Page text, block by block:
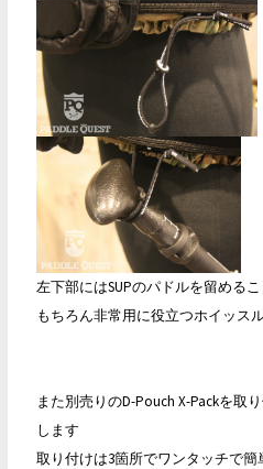
左下部にはSUPのパドルを留める
もちろん非常用に役立つホイッス
また別売りのD-Pouch X-Packを取
します
取り付けは3箇所でワンタッチで簡